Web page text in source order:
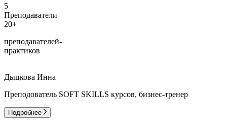
5
Преподаватели
20+
преподавателей-
практиков
Дыцкова Инна
Преподователь SOFT SKILLS курсов, бизнес-тренер
Подробнее